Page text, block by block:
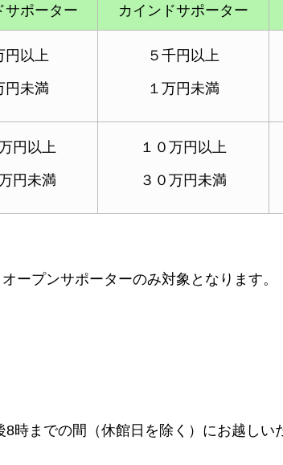
サポーター カインドサポーター
円以上
円未満
５千円以上
１万円未満
円以上
円未満
１０万円以上
３０万円未満
プンサポーターのみ対象となります。
までの間（休館日を除く） にお越しい